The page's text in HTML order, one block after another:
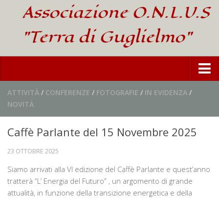
Associazione O.N.L.U.S
"Terra di Guglielmo"
Home
L’Associazione
Chi siamo
Statuto
Novità
ATTIVITÀ / CONFERENZE / FOTOGRAFIE / IN EVIDENZA /
NOVITÀ
Caffè Parlante del 15 Novembre 2025
23 OTTOBRE 2025
Siamo arrivati alla VI edizione del Caffè Parlante e quest’anno
tratterà “L’ Energia del Futuro” , un argomento di grande
attualità, in funzione della transizione energetica e della